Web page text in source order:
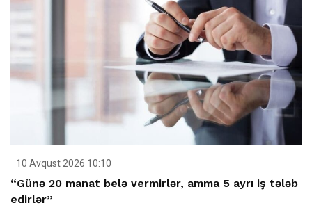
10 Avqust 2026 10:10
“Günə 20 manat belə vermirlər, amma 5 ayrı iş tələb
edirlər”